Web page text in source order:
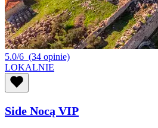
5.0/6 (34 opinie)
LOKALNIE
Side Nocą VIP